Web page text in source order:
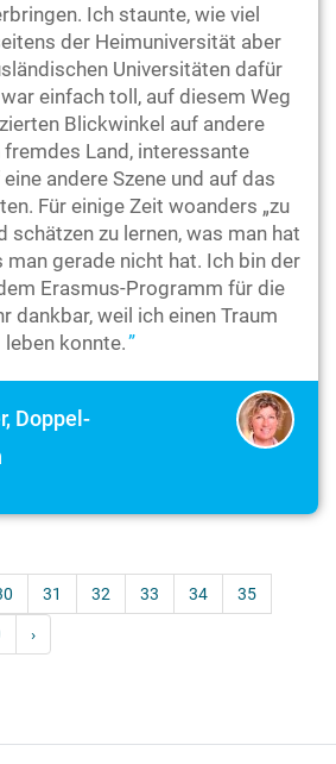
Ich staunte, wie viel
der Heimuniversität aber
Universitäten dafür
einfach toll, auf diesem Weg
Blickwinkel auf andere
fremdes Land, interessante
andere Szene und auf das
Für einige Zeit woanders „zu
schätzen zu lernen, was man hat
man gerade nicht hat. Ich bin der
Erasmus-Programm für die
dankbar, weil ich einen Traum
leben konnte.
Doppel-
31 32 33 34 35
›